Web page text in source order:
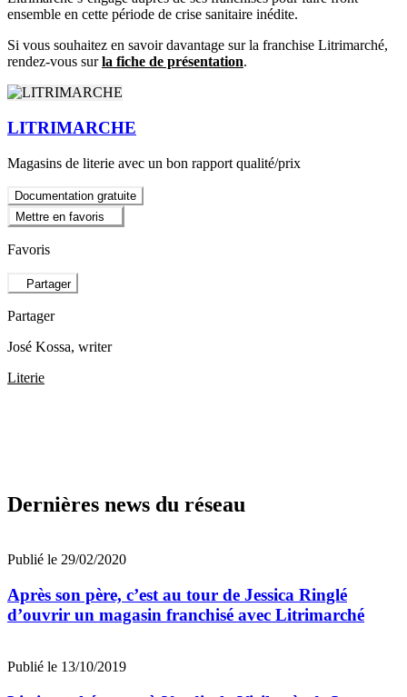
ensemble en cette période de crise sanitaire inédite.
Si vous souhaitez en savoir davantage sur la franchise Litrimarché,
rendez-vous surla fiche de présentation.
LITRIMARCHE
Magasins de literie avec un bon rapport qualité/prix
Documentation gratuite
Mettre en favoris
Favoris
Partager
Partager
José Kossa, writer
Literie
Dernières news du réseau
Publié le 29/02/2020
Après son père, c’est au tour de Jessica Ringlé
d’ouvrir un magasin franchisé avec Litrimarché
Publié le 13/10/2019